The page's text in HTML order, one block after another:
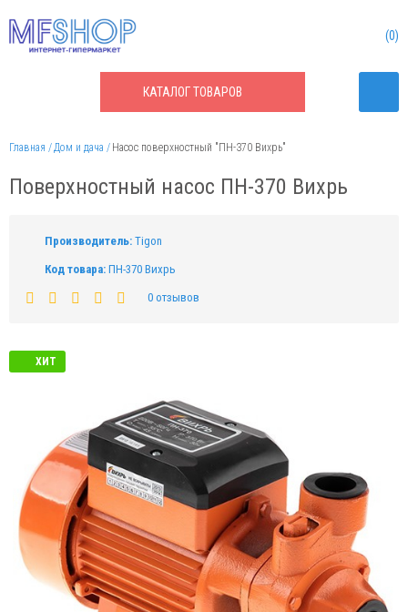
КАТАЛОГТОВАРОВ
0
Главная Дом и дача Насос поверхностный "ПН-370 Вихрь"
Поверхностный насос ПН-370 Вихрь
Производитель: Tigon
Код товара: ПН-370 Вихрь
0 отзывов
ХИТ